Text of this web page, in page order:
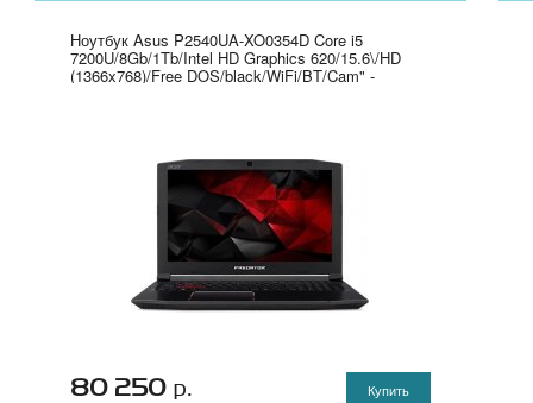
Ноутбук Asus P2540UA-XO0354D Core i5
7200U/8Gb/1Tb/Intel HD Graphics 620/15.6\/HD
(1366x768)/Free DOS/black/WiFi/BT/Cam" -
80 250р. Купить